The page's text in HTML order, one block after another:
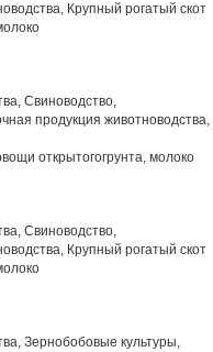
Крупный рогатый скот
Свиноводство,
продукция животноводства,
открытогогрунта, молоко
Свиноводство,
Крупный рогатый скот
Зернобобовые культуры,